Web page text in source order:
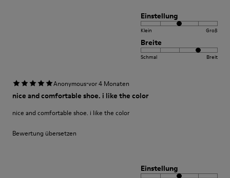
Einstellung
Klein Groß
Breite
Schmal Breit
Anonymous·vor 4 Monaten
nice and comfortable shoe. i like the color
nice and comfortable shoe. i like the color
Bewertung übersetzen
Einstellung